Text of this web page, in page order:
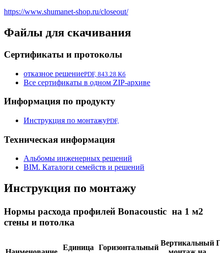
https://www.shumanet-shop.ru/closeout/
Файлы для скачивания
Сертификаты и протоколы
отказное решениеPDF, 843.28 Кб
Все сертификаты в одном ZIP-архиве
Информация по продукту
Инструкция по монтажуPDF,
Техническая информация
Альбомы инженерных решений
BIM. Каталоги семейств и решений
Инструкция по монтажу
Нормы расхода профилей Bonacoustic на 1 м2
стены и потолка
Единица
Горизонтальный
Вертикальный